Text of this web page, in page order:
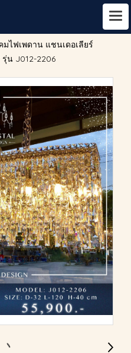
มไฟเพดาน แชนเดอเลียร์
น J012-2206